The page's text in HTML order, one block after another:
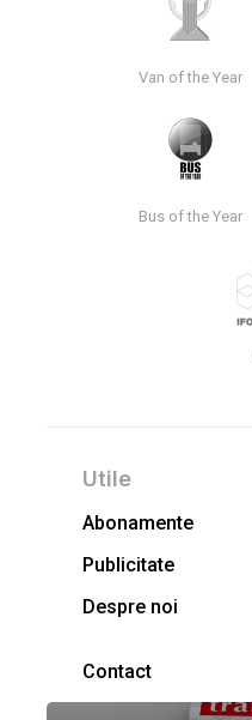
Van of the Year
Bus of the Year
Utile
Abonamente
Publicitate
Despre noi
Contact